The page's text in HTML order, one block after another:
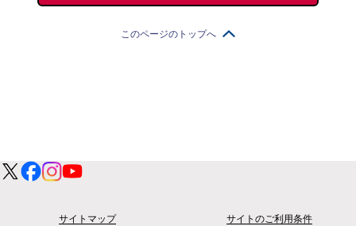
このページのトップへ
サイトマップ サイトのご利用条件